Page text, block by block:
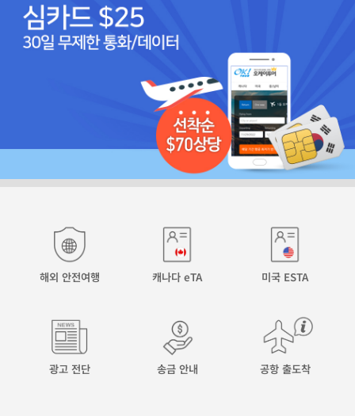
해외 안전여행 캐나다 eTA 미국 ESTA
광고 전단 송금 안내 공항 출도착